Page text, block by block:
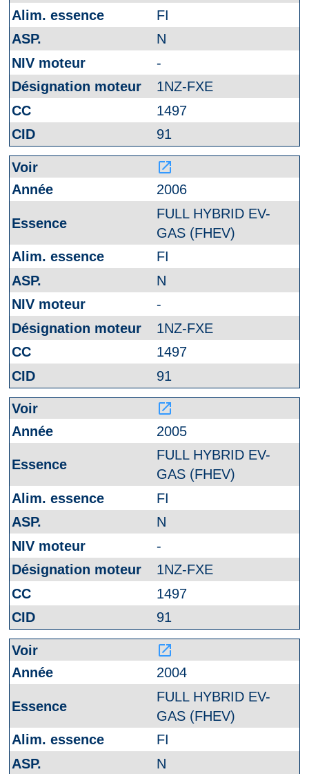
FI
N
-
1NZ-FXE
1497
91
launch
2006
FULL HYBRID EV-
GAS (FHEV)
FI
N
-
1NZ-FXE
1497
91
launch
2005
FULL HYBRID EV-
GAS (FHEV)
FI
N
-
1NZ-FXE
1497
91
launch
2004
FULL HYBRID EV-
GAS (FHEV)
FI
N